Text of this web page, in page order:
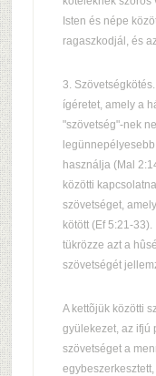
Isten és népe
ragaszkodjál, és
3.
ígéretet, amely a
"szövetség"-nek
használja (Mal
közötti
szövetséget,
kötött (Ef 5:21-
tükrözze azt a
szövetségét
A kettõjük közötti
gyülekezet, az ifjú
szövetséget a